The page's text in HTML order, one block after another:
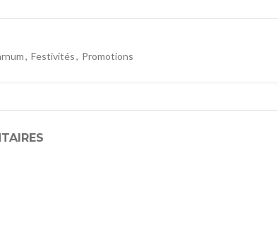
, Festivités, Promotions